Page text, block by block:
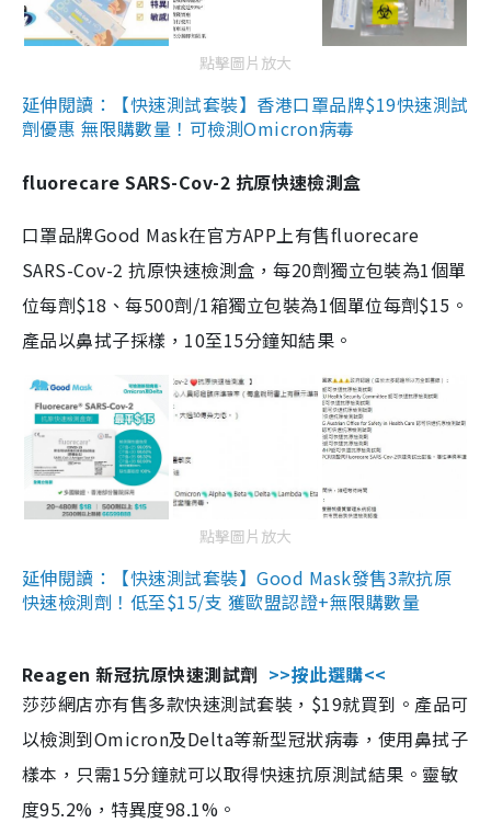
點擊圖片放大
延伸閱讀：【快速測試套裝】香港口罩品牌$19快速測試
劑優惠 無限購數量！可檢測Omicron病毒
fluorecare SARS-Cov-2 抗原快速檢測盒
口罩品牌Good Mask在官方APP上有售fluorecare
SARS-Cov-2 抗原快速檢測盒，每20劑獨立包裝為1個單
位每劑$18、每500劑/1箱獨立包裝為1個單位每劑$15。
產品以鼻拭子採樣，10至15分鐘知結果。
點擊圖片放大
延伸閱讀：【快速測試套裝】Good Mask發售3款抗原
快速檢測劑！低至$15/支 獲歐盟認證+無限購數量
Reagen 新冠抗原快速測試劑 >>按此選購<<
莎莎網店亦有售多款快速測試套裝，$19就買到。產品可
以檢測到Omicron及Delta等新型冠狀病毒，使用鼻拭子
樣本，只需15分鐘就可以取得快速抗原測試結果。靈敏
度95.2%，特異度98.1%。